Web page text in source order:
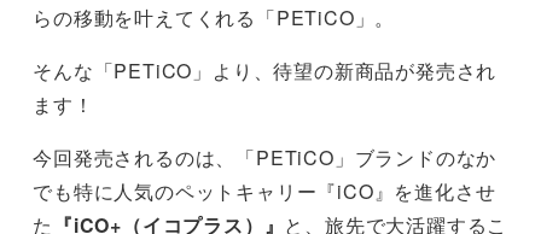
らの移動を叶えてくれる「PETiCO」。
そんな「PETiCO」より、待望の新商品が発売され
ます！
今回発売されるのは、「PETiCO」ブランドのなか
でも特に人気のペットキャリー『iCO』を進化させ
た 『iCO+（イコプラス）』 と、旅先で大活躍するこ